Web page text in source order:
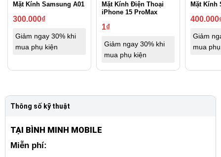
Mặt Kính Samsung A01
300.000₫
Giảm ngay 30% khi
mua phụ kiện
Mặt Kính Điện Thoại
iPhone 15 ProMax
1₫
Giảm ngay 30% khi
mua phụ kiện
Mặt Kính
400.000
Giảm
mua
Thông số kỹ thuật
TẠI BÌNH MINH MOBILE
Miễn phí: